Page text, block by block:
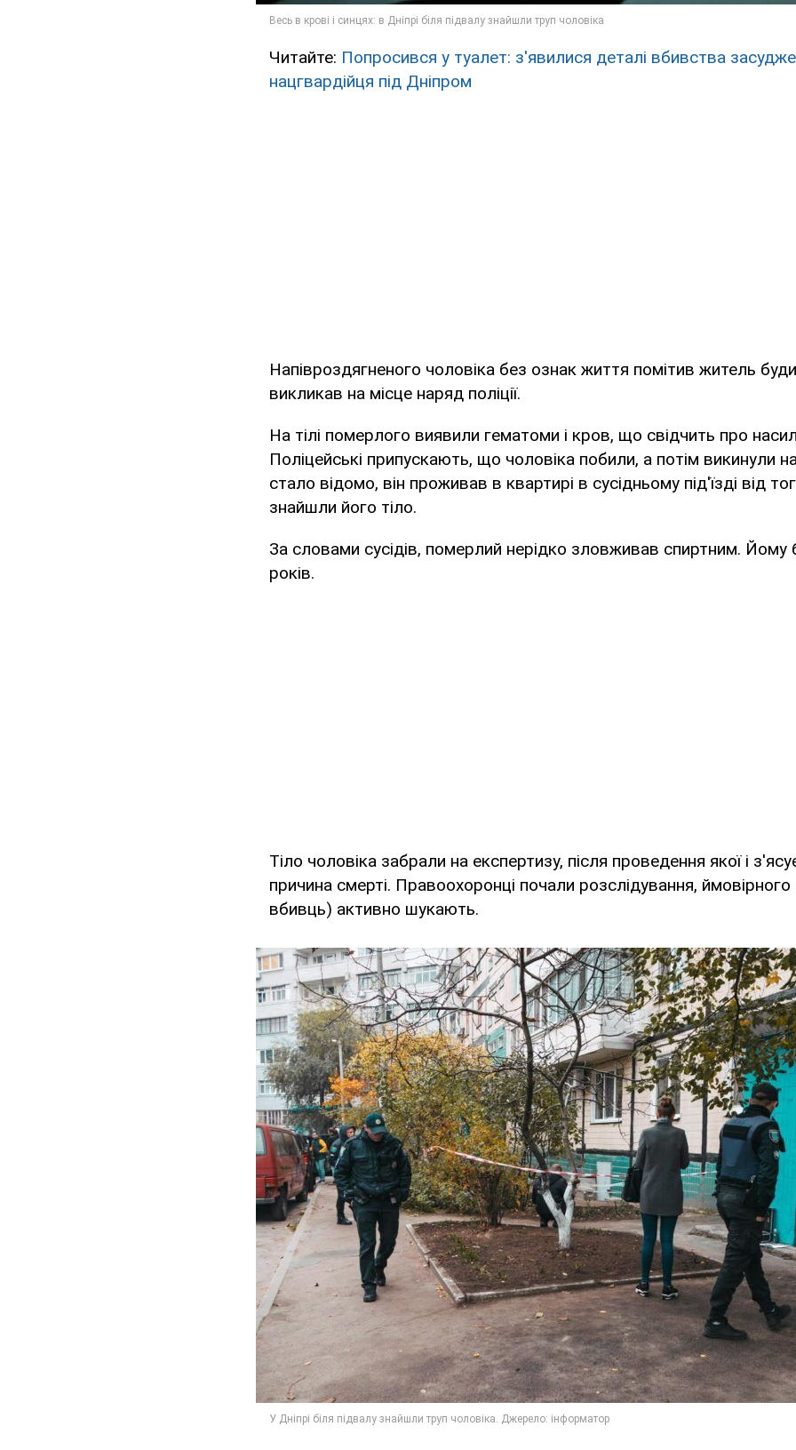
Читайте: Попросився у туалет: з'явилися деталі вбивства
нацгвардійця під Дніпром
Напівроздягненого чоловіка без ознак життя помітив житель
викликав на місце наряд поліції.
На тілі померлого виявили гематоми і кров, що свідчить про
Поліцейські припускають, що чоловіка побили, а потім викинули
стало відомо, він проживав в квартирі в сусідньому під'їзді від
знайшли його тіло.
За словами сусідів, померлий нерідко зловживав спиртним. Йому
років.
Тіло чоловіка забрали на експертизу, після проведення якої і
причина смерті. Правоохоронці почали розслідування,
вбивць) активно шукають.